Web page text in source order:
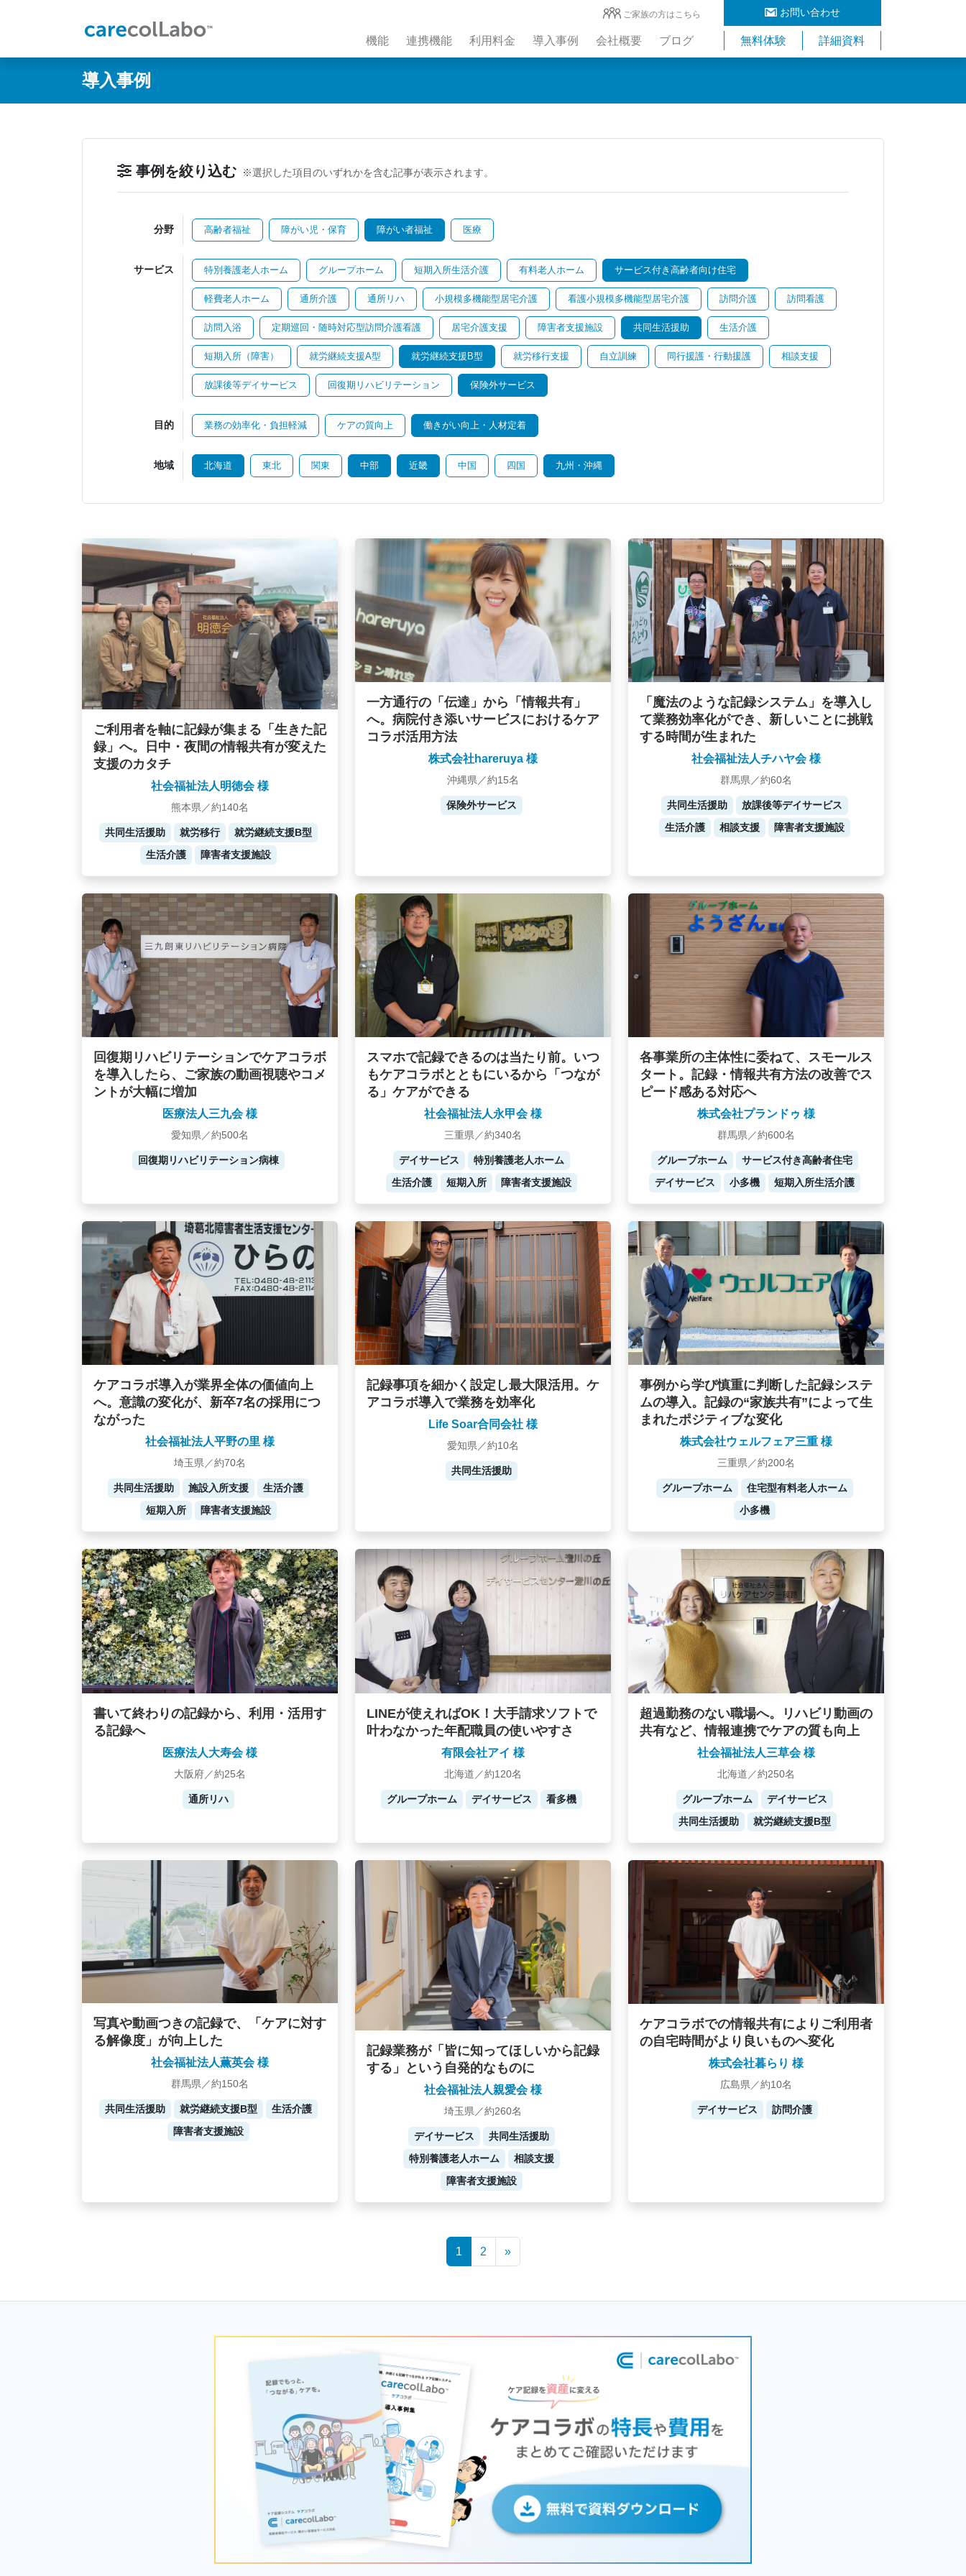
お問い合わせ
ご家族の方はこちら
機能 連携機能 利用料金 導入事例 会社概要 ブログ 無料体験 詳細資料
導入事例
事例を絞り込む ※選択した項目のいずれかを含む記事が表示されます。
分野 高齢者福祉 障がい児・保育 障がい者福祉 医療
サービス 特別養護老人ホーム グループホーム 短期入所生活介護 有料老人ホーム サービス付き高齢者向け住宅
軽費老人ホーム 通所介護 通所リハ 小規模多機能型居宅介護 看護小規模多機能型居宅介護 訪問介護 訪問看護
訪問入浴 定期巡回・随時対応型訪問介護看護 居宅介護支援 障害者支援施設 共同生活援助 生活介護
短期入所（障害） 就労継続支援A型 就労継続支援B型 就労移行支援 自立訓練 同行援護・行動援護 相談支援
放課後等デイサービス 回復期リハビリテーション 保険外サービス
目的 業務の効率化・負担軽減 ケアの質向上 働きがい向上・人材定着
地域 北海道 東北 関東 中部 近畿 中国 四国 九州・沖縄
ご利用者を軸に記録が集まる「生きた記
録」へ。日中・夜間の情報共有が変えた
支援のカタチ
社会福祉法人明徳会 様
熊本県／約140名
共同生活援助 就労移行
就労継続支援B型
生活介護
障害者支援施設
一方通行の「伝達」から「情報共有」
へ。病院付き添いサービスにおけるケア
コラボ活用方法
株式会社hareruya 様
沖縄県／約15名
保険外サービス
「魔法のような記録システム」を導入し
て業務効率化ができ、新しいことに挑戦
する時間が生まれた
社会福祉法人チハヤ会 様
群馬県／約60名
共同生活援助
放課後等デイサービス
生活介護
相談支援 障害者支援施設
回復期リハビリテーションでケアコラボ
を導入したら、ご家族の動画視聴やコメ
ントが大幅に増加
医療法人三九会 様
愛知県／約500名
回復期リハビリテーション病棟
スマホで記録できるのは当たり前。いつ
もケアコラボとともにいるから「つなが
る」ケアができる
社会福祉法人永甲会 様
三重県／約340名
デイサービス
特別養護老人ホーム
生活介護
短期入所 障害者支援施設
各事業所の主体性に委ねて、スモールス
タート。記録・情報共有方法の改善でス
ピード感ある対応へ
株式会社プランドゥ 様
群馬県／約600名
グループホーム
サービス付き高齢者住宅
デイサービス
小多機 短期入所生活介護
ケアコラボ導入が業界全体の価値向上
へ。意識の変化が、新卒7名の採用につ
ながった
社会福祉法人平野の里 様
埼玉県／約70名
共同生活援助 施設入所支援
生活介護
短期入所
障害者支援施設
記録事項を細かく設定し最大限活用。ケ
アコラボ導入で業務を効率化
Life Soar合同会社 様
愛知県／約10名
共同生活援助
事例から学び慎重に判断した記録システ
ムの導入。記録の“家族共有”によって生
まれたポジティブな変化
株式会社ウェルフェア三重 様
三重県／約200名
グループホーム
住宅型有料老人ホーム
小多機
書いて終わりの記録から、利用・活用す
る記録へ
医療法人大寿会 様
大阪府／約25名
通所リハ
LINEが使えればOK！大手請求ソフトで
叶わなかった年配職員の使いやすさ
有限会社アイ 様
北海道／約120名
グループホーム デイサービス 看多機
超過勤務のない職場へ。リハビリ動画の
共有など、情報連携でケアの質も向上
社会福祉法人三草会 様
北海道／約250名
グループホーム
デイサービス
共同生活援助
就労継続支援B型
写真や動画つきの記録で、「ケアに対す
る解像度」が向上した
社会福祉法人薫英会 様
群馬県／約150名
共同生活援助 就労継続支援B型
生活介護
障害者支援施設
記録業務が「皆に知ってほしいから記録
する」という自発的なものに
社会福祉法人親愛会 様
埼玉県／約260名
デイサービス
共同生活援助
特別養護老人ホーム
相談支援
障害者支援施設
ケアコラボでの情報共有によりご利用者
の自宅時間がより良いものへ変化
株式会社暮らり 様
広島県／約10名
デイサービス 訪問介護
1 2 »